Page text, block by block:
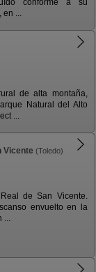
conforme a su
en ...
de alta montaña,
Natural del Alto
...
Vicente (Toledo)
de San Vicente.
envuelto en la
...